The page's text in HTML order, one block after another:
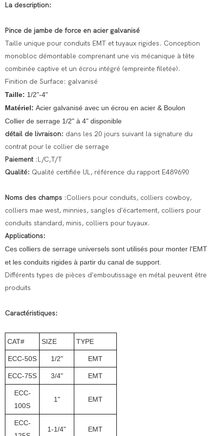
La description:
Pince de jambe de force en acier galvanisé
Taille unique pour conduits EMT et tuyaux rigides. Conception
monobloc démontable comprenant une vis mécanique à tête
combinée captive et un écrou intégré (empreinte filetée).
Finition de Surface: galvanisé
Taille: 1/2"-4"
Matériel: Acier galvanisé avec un écrou en acier & Boulon
Collier de serrage 1/2" à 4" disponible
détail de livraison: dans les 20 jours suivant la signature du
contrat pour le collier de serrage
Paiement :L/C,T/T
Qualité: Qualité certifiée UL, référence du rapport E489690
Noms des champs :Colliers pour conduits, colliers cowboy,
colliers mae west, minnies, sangles d'écartement, colliers pour
conduits standard, minis, colliers pour tuyaux.
Applications:
Ces colliers de serrage universels sont utilisés pour monter l'EMT
et les conduits rigides à partir du canal de support.
Différents types de pièces d'emboutissage en métal peuvent être
produits
Caractéristiques:
CAT# SIZE TYPE
ECC-50S 1/2" EMT
ECC-75S 3/4" EMT
ECC-
100S
1" EMT
ECC-
1-1/4" EMT